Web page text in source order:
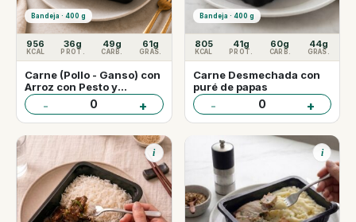
Bandeja · 400 g
956
KCAL
36g
PROT.
49g
CARB.
61g
GRAS.
Carne (Pollo - Ganso) con
Arroz con Pesto y
Nueces.
- 0 +
Bandeja · 400 g
805
KCAL
41g
PROT.
60g
CARB.
44g
GRAS.
Carne Desmechada con
puré de papas
- 0 +
i i